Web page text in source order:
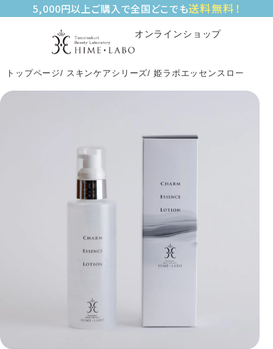
5,000円以上ご購入で全国どこでも送料無料！
オンラインショップ
トップページ スキンケアシリーズ 姫ラボエッセンスローショ